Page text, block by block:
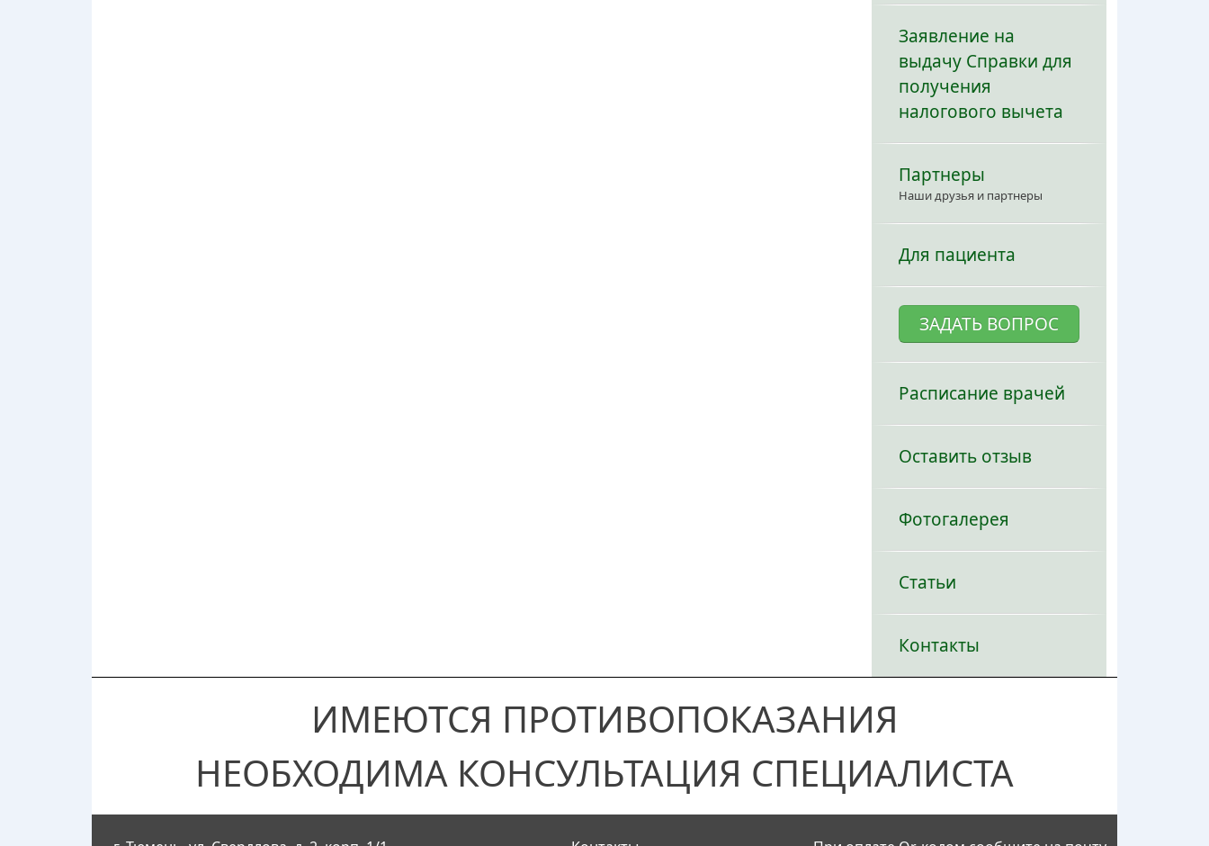
Заявление на
выдачу Справки для
получения
налогового вычета
Партнеры
Наши друзья и партнеры
Для пациента
ЗАДАТЬ ВОПРОС
Расписание врачей
Оставить отзыв
Фотогалерея
Статьи
Контакты
ИМЕЮТСЯ ПРОТИВОПОКАЗАНИЯ
НЕОБХОДИМА КОНСУЛЬТАЦИЯ СПЕЦИАЛИСТА